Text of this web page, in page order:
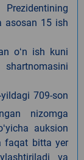
asosan 15 ish
oʻn ish kuni
709-son
nizomga
auksion
faqat bitta yer
va